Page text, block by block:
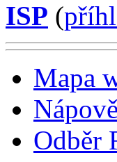
ISP (
Mapa
Odběr